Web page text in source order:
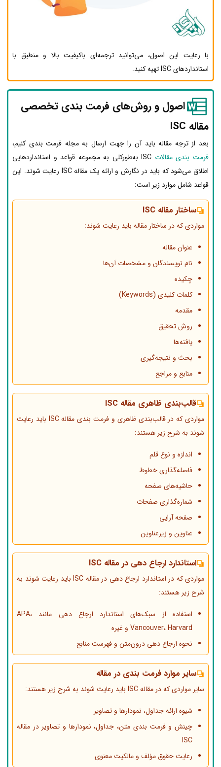
با رعایت این اصول، می‌توانید ترجمه‌ای باکیفیت بالا و منطبق با
استانداردهای ISC تهیه کنید.
اصول و روش‌های فرمت بندی تخصصی
مقاله ISC
بعد از ترجه مقاله باید آن را جهت ارسال به مجله فرمت بندی کنیم،
فرمت بندی مقالات
ISC به‌طورکلی به مجموعه قواعد و استانداردهایی
اطلاق می‌شود که باید در نگارش و ارائه یک مقاله ISC رعایت شوند. این
قواعد شامل موارد زیر است:
ساختار مقاله ISC
مواردی که در ساختار مقاله باید رعایت شوند:
عنوان مقاله
نام نویسندگان و مشخصات آن‌ها
چکیده
کلمات کلیدی (Keywords)
مقدمه
روش تحقیق
یافته‌ها
بحث و نتیجه‌گیری
منابع و مراجع
قالب‌بندی ظاهری مقاله ISC
مواردی که در قالب‌بندی ظاهری و فرمت بندی مقاله ISC باید رعایت
شوند به شرح زیر هستند:
اندازه و نوع قلم
فاصله‌گذاری خطوط
حاشیه‌های صفحه
شماره‌گذاری صفحات
صفحه آرایی
عناوین و زیرعناوین
استاندارد ارجاع دهی در مقاله ISC
مواردی که در استاندارد ارجاع دهی در مقاله ISC باید رعایت شوند به
شرح زیر هستند:
استفاده از سبک‌های استاندارد ارجاع دهی مانند APA،
Vancouver، Harvard و غیره
نحوه ارجاع دهی درون‌متن و فهرست منابع
سایر موارد فرمت بندی در مقاله
سایر مواردی که در مقاله ISC باید رعایت شوند به شرح زیر هستند:
شیوه ارائه جداول، نمودارها و تصاویر
چینش و فرمت بندی متن، جداول، نمودارها و تصاویر در مقاله
ISC
رعایت حقوق مؤلف و مالکیت معنوی